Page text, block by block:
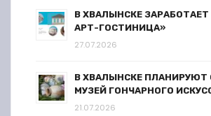
В ХВАЛЫНСКЕ
АРТ-ГОСТИНИЦА»
27.07.2026
В ХВАЛЫНСКЕ ПЛАНИРУЮТ
МУЗЕЙ ГОНЧАРНОГО
21.07.2026